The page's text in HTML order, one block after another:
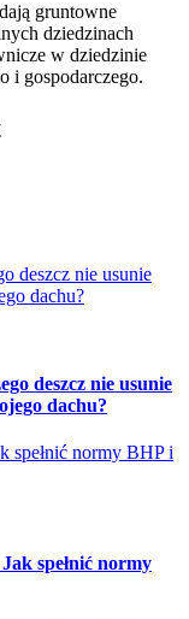
gruntowne
dziedzinach
w dziedzinie
i gospodarczego.
deszcz nie usunie
dachu?
deszcz nie usunie
dachu?
spełnić normy BHP i
spełnić normy